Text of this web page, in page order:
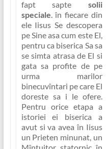
fapt sapte solii
speciale. în fiecare din
ele Iisus Se descopera
pe Sine asa cum este El,
pentru ca biserica Sa sa
se simta atrasa de El si
gata sa profite de pe
urma marilor
binecuvîntari pe care El
doreste sa i le ofere.
Pentru orice etapa a
istoriei ei biserica a
avut si va avea în Iisus
un Prieten minunat, un